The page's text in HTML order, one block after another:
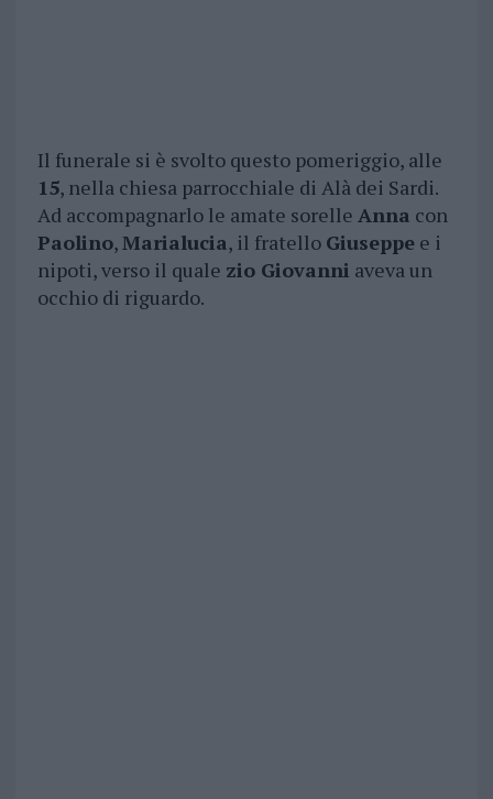
Il funerale si è svolto questo pomeriggio, alle
15, nella chiesa parrocchiale di Alà dei Sardi.
Ad accompagnarlo le amate sorelle Anna con
Paolino,Marialucia, il fratello Giuseppee i
nipoti, verso il quale zio Giovanni aveva un
occhio di riguardo.